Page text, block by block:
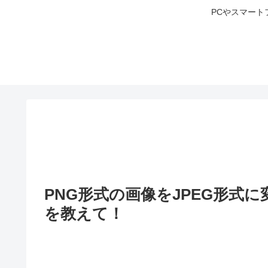
PCやスマート
PNG形式の画像をJPEG形式
を教えて！